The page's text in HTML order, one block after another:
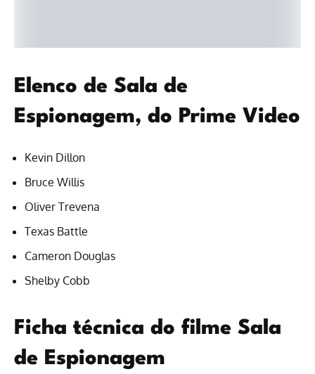
Elenco de Sala de
Espionagem, do Prime Video
Kevin Dillon
Bruce Willis
Oliver Trevena
Texas Battle
Cameron Douglas
Shelby Cobb
Ficha técnica do filme Sala
de Espionagem